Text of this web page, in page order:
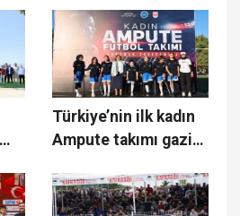
Türkiye’nin ilk kadın
Ampute takımı gazi